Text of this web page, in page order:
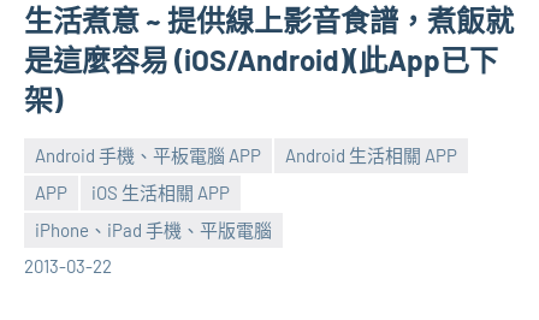
生活煮意 ~ 提供線上影音食譜，煮飯就
是這麼容易 (iOS/Android)(此App已下
架)
Android 手機、平板電腦 APP
Android 生活相關 APP
APP
iOS 生活相關 APP
iPhone、iPad 手機、平版電腦
2013-03-22
張
海
No
comments